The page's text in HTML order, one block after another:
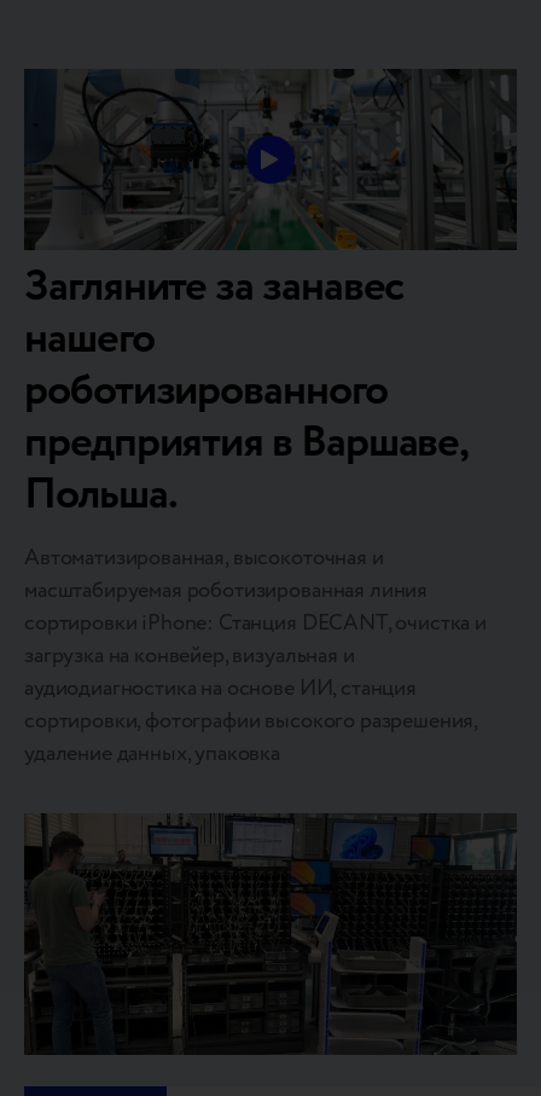
Загляните за занавес
нашего
роботизированного
предприятия в Варшаве,
Польша.
Автоматизированная, высокоточная и
масштабируемая роботизированная линия
сортировки iPhone: Станция DECANT, очистка и
загрузка на конвейер, визуальная и
аудиодиагностика на основе ИИ, станция
сортировки, фотографии высокого разрешения,
удаление данных, упаковка